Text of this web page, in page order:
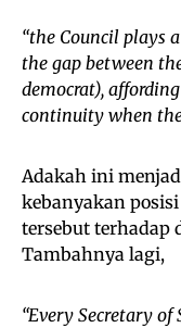
“the Council plays
the gap between
democrat),
continuity when
Adakah ini
kebanyakan
tersebut terhadap
Tambahnya lagi,
“Every Secretary of